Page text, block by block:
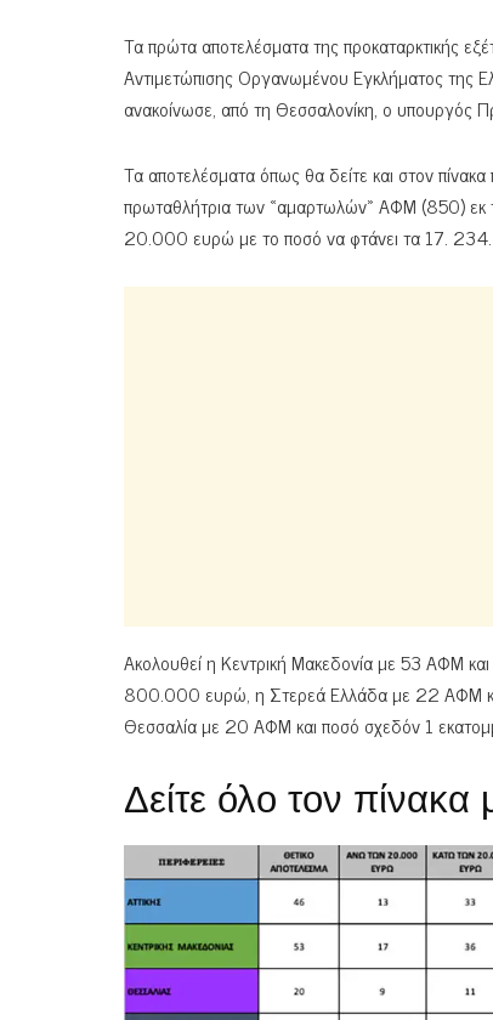
Τα πρώτα αποτελέσματα της προκαταρκτικής
Αντιμετώπισης Οργανωμένου Εγκλήματος της
ανακοίνωσε, από τη Θεσσαλονίκη, ο υπουργός
Τα αποτελέσματα όπως θα δείτε και στον
πρωταθλήτρια των «αμαρτωλών» ΑΦΜ (850)
20.000 ευρώ με το ποσό να φτάνει τα 17.
Ακολουθεί η Κεντρική Μακεδονία με 53 ΑΦΜ
800.000 ευρώ, η Στερεά Ελλάδα με 22 ΑΦΜ
Θεσσαλία με 20 ΑΦΜ και ποσό σχεδόν 1
Δείτε όλο τον πίνακα